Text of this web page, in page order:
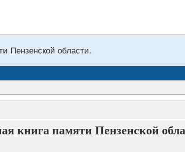
Пензенской области.
книга памяти Пензенской